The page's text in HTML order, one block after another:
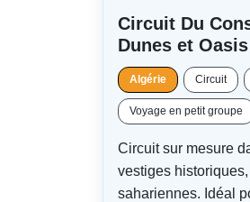
Circuit Du
Dunes et
Algérie Circuit
Voyage en petit groupe
Circuit sur mesure
vestiges
sahariennes. Idéal